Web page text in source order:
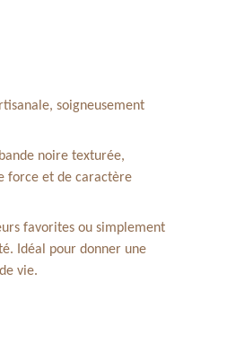
soigneusement
noire texturée,
force et de caractère
favorites ou simplement
Idéal pour donner une
vie.